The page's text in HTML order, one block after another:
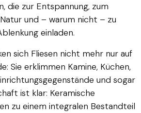
die zur Entspannung, zum
und – warum nicht – zu
einladen.
sich Fliesen nicht mehr nur auf
Sie erklimmen Kamine, Küchen,
und sogar
ist klar: Keramische
zu einem integralen Bestandteil